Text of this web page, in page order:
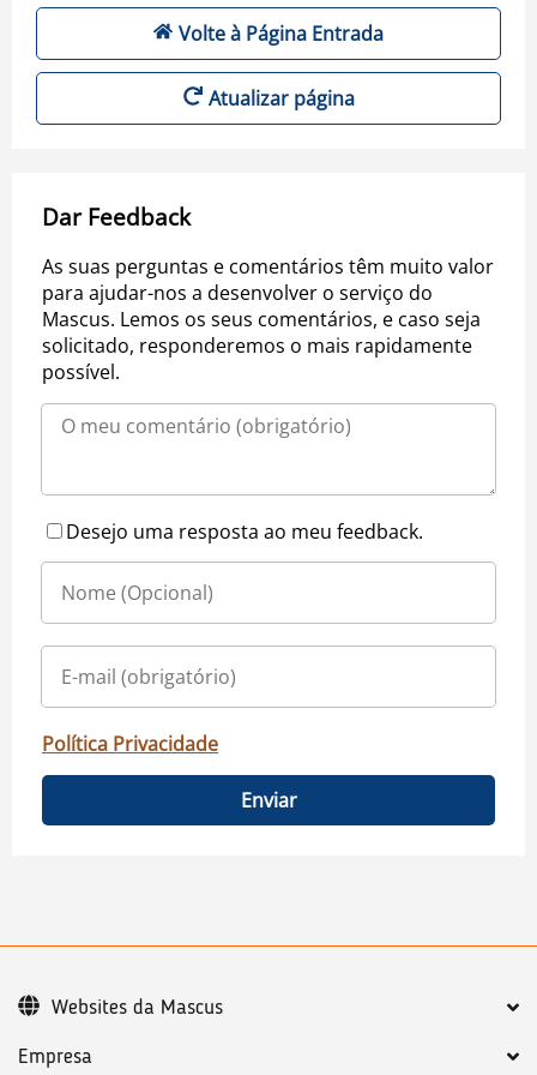
Volte à Página Entrada
Atualizar página
Dar Feedback
As suas perguntas e comentários têm muito valor
para ajudar-nos a desenvolver o serviço do
Mascus. Lemos os seus comentários, e caso seja
solicitado, responderemos o mais rapidamente
possível.
Desejo uma resposta ao meu feedback.
Política Privacidade
Enviar
Empresa
Websites da Mascus